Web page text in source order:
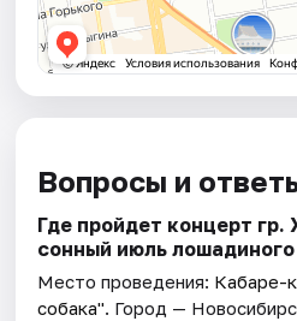
Вопросы и
Где пройдет концерт
сонный июль лошадиного
Место проведения: Кабаре-
собака". Город —